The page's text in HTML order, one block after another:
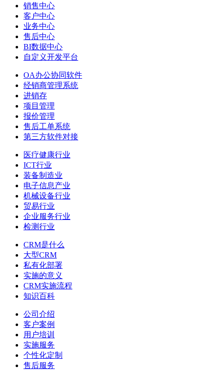
销售中心
客户中心
业务中心
售后中心
BI数据中心
自定义开发平台
OA办公协同软件
经销商管理系统
进销存
项目管理
报价管理
售后工单系统
第三方软件对接
医疗健康行业
ICT行业
装备制造业
电子信息产业
机械设备行业
贸易行业
企业服务行业
检测行业
CRM是什么
大型CRM
私有化部署
实施的意义
CRM实施流程
知识百科
公司介绍
客户案例
用户培训
实施服务
个性化定制
售后服务